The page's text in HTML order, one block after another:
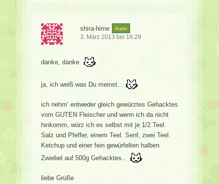
shira-hime Autor
3. März 2013 bei 16:29
danke, danke
ja, ich weiß was Du meinst..
ich nehm‘ entweder gleich gewürztes Gehacktes
vom GUTEN Fleischer und wenn ich da nicht
hinkomm, würz ich es selbst mit je 1/2 Teel.
Salz und Pfeffer, einem Teel. Senf, zwei Teel.
Ketchup und einer fein gewürfelten halben
Zwiebel auf 500g Gehacktes..
liebe Grüße